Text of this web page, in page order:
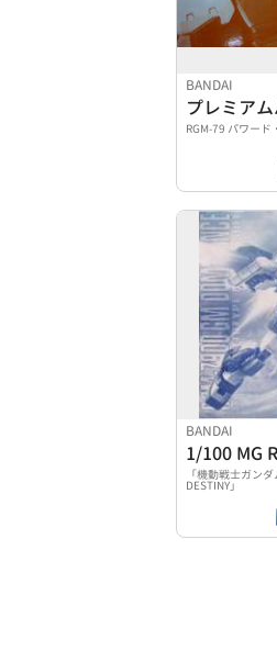
BANDAI
RGM-79 パワード
BANDAI
「機動戦士ガン
DESTINY」